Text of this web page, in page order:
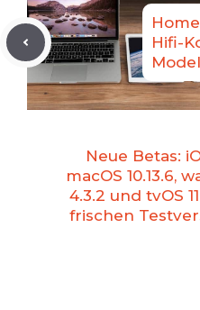
Hifi-
Neue Betas:
macOS 10.13.6,
4.3.2 und tvOS
frischen